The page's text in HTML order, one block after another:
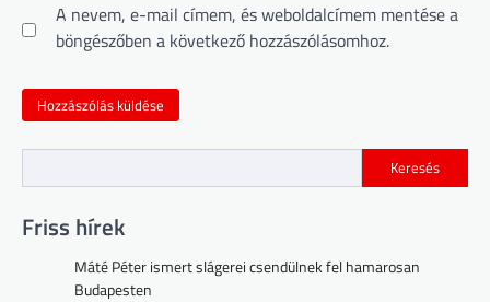
A nevem, e-mail címem, és weboldalcímem mentése a
böngészőben a következő hozzászólásomhoz.
Keresés
Friss hírek
Máté Péter ismert slágerei csendülnek fel hamarosan
Budapesten